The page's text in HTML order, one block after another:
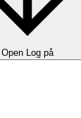
Open Log på